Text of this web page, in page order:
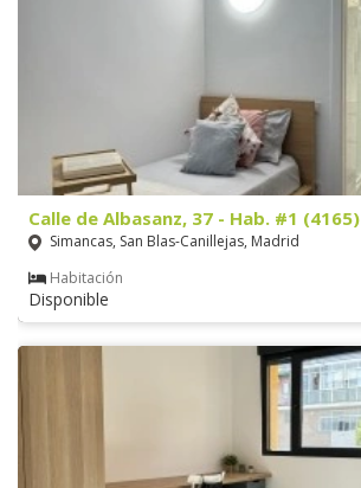
Calle de Albasanz, 37 - Hab. #1 (4165)
Simancas, San Blas-Canillejas, Madrid
Habitación
Disponible